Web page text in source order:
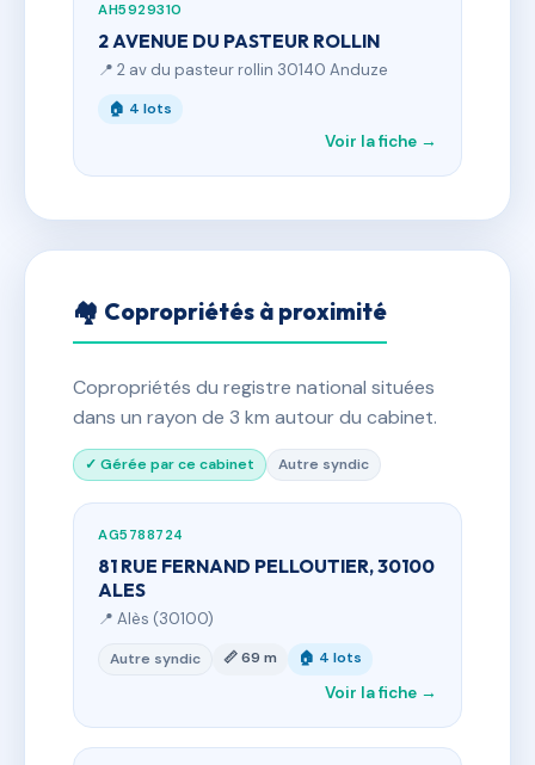
AH5929310
2 AVENUE DU PASTEUR ROLLIN
📍 2 av du pasteur rollin 30140 Anduze
🏠 4 lots
Voir la fiche →
🏘 Copropriétés à proximité
Copropriétés du registre national situées
dans un rayon de 3 km autour du cabinet.
✓ Gérée par ce cabinet Autre syndic
AG5788724
81 RUE FERNAND PELLOUTIER, 30100
ALES
📍 Alès (30100)
Autre syndic 📏 69 m 🏠 4 lots
Voir la fiche →